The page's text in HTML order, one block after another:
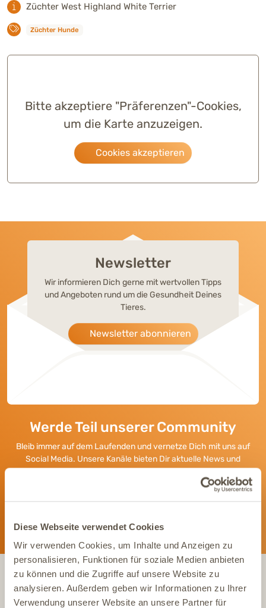
Diese Webseite verwendet Cookies
Wir verwenden Cookies, um Inhalte und Anzeigen zu
personalisieren, Funktionen für soziale Medien anbieten
zu können und die Zugriffe auf unsere Website zu
analysieren. Außerdem geben wir Informationen zu Ihrer
Verwendung unserer Website an unsere Partner für
Züchter West Highland White Terrier
Züchter Hunde
Bitte akzeptiere "Präferenzen"-Cookies,
um die Karte anzuzeigen.
Cookies akzeptieren
Newsletter
Wir informieren Dich gerne mit wertvollen Tipps
und Angeboten rund um die Gesundheit Deines
Tieres.
Newsletter abonnieren
Werde Teil unserer Community
Bleib immer auf dem Laufenden und vernetze Dich mit uns auf
Social Media. Unsere Kanäle bieten Dir aktuelle News und
exklusive Einblicke.
KONTAKT